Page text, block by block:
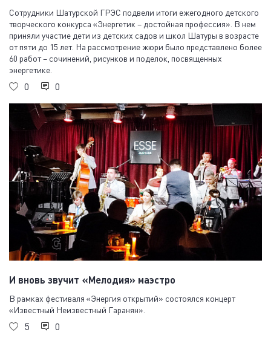
Сотрудники Шатурской ГРЭС подвели итоги ежегодного детского
творческого конкурса «Энергетик – достойная профессия». В нем
приняли участие дети из детских садов и школ Шатуры в возрасте
от пяти до 15 лет. На рассмотрение жюри было представлено более
60 работ – сочинений, рисунков и поделок, посвященных
энергетике.
0 0
И вновь звучит «Мелодия» маэстро
В рамках фестиваля «Энергия открытий» состоялся концерт
«Известный Неизвестный Гаранян».
5 0